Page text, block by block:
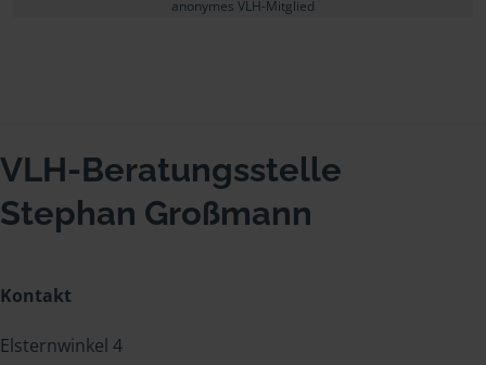
anonymes VLH-Mitglied
VLH-Beratungsstelle
Stephan Großmann
Kontakt
Elsternwinkel 4